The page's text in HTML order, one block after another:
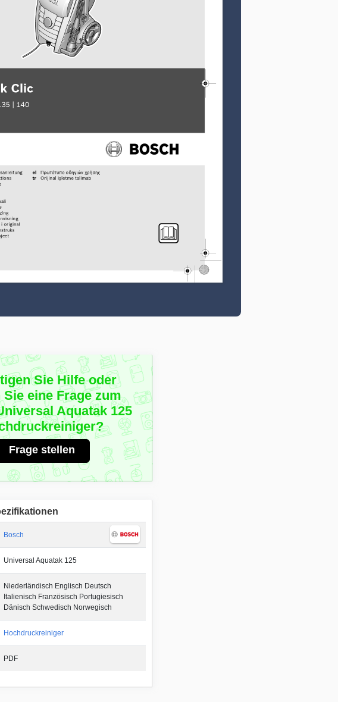
Sie Hilfe oder
Sie eine Frage zum
Aquatak 125
Frage stellen
Bosch
Universal Aquatak 125
Niederländisch Englisch Deutsch
Italienisch Französisch Portugiesisch
Dänisch Schwedisch Norwegisch
Hochdruckreiniger
PDF